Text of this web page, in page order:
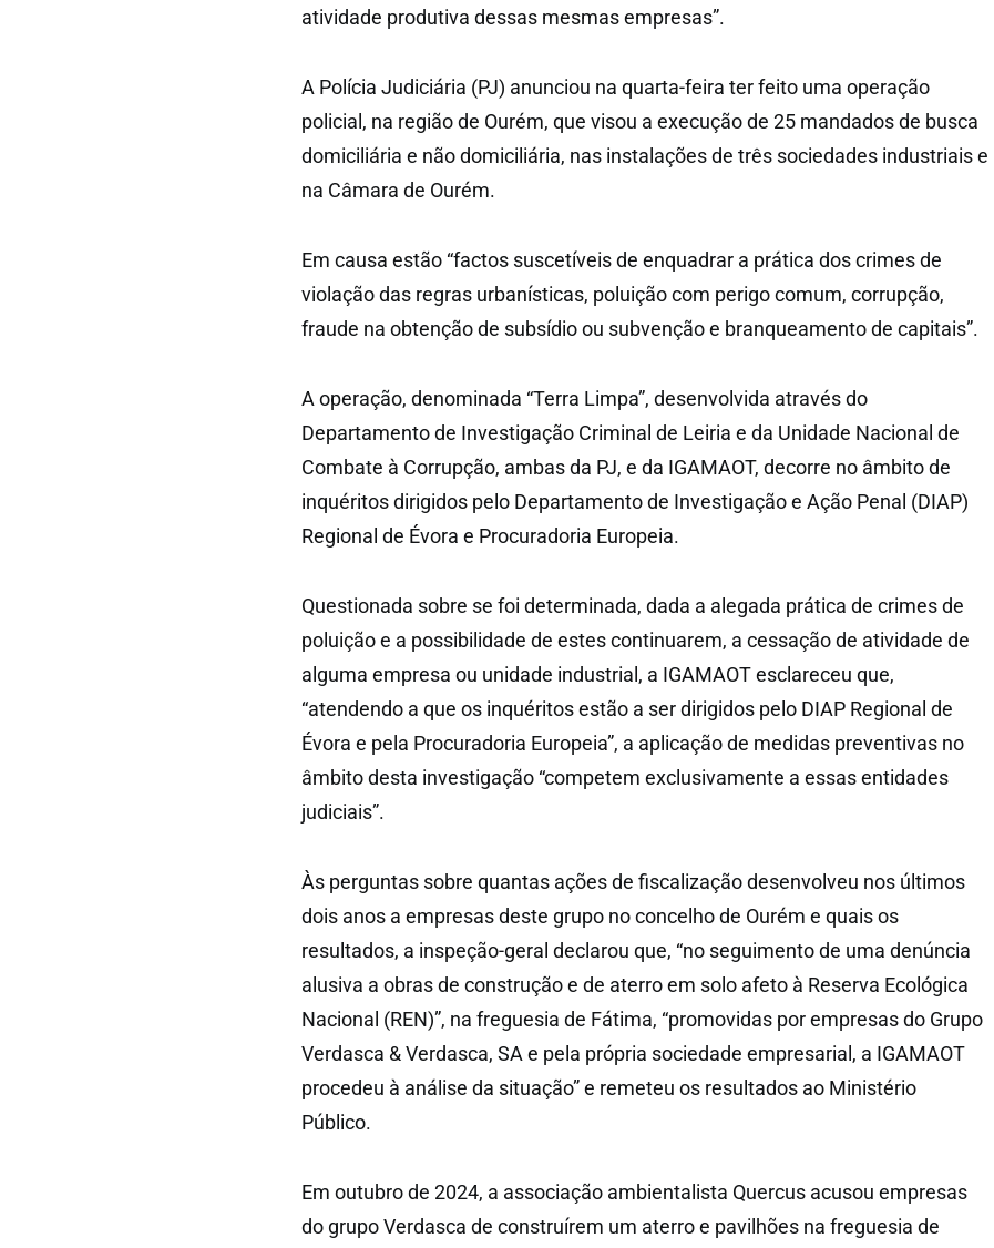
atividade produtiva dessas mesmas empresas”.
A Polícia Judiciária (PJ) anunciou na quarta-feira ter feito uma operação
policial, na região de Ourém, que visou a execução de 25 mandados de busca
domiciliária e não domiciliária, nas instalações de três sociedades industriais e
na Câmara de Ourém.
Em causa estão “factos suscetíveis de enquadrar a prática dos crimes de
violação das regras urbanísticas, poluição com perigo comum, corrupção,
fraude na obtenção de subsídio ou subvenção e branqueamento de capitais”.
A operação, denominada “Terra Limpa”, desenvolvida através do
Departamento de Investigação Criminal de Leiria e da Unidade Nacional de
Combate à Corrupção, ambas da PJ, e da IGAMAOT, decorre no âmbito de
inquéritos dirigidos pelo Departamento de Investigação e Ação Penal (DIAP)
Regional de Évora e Procuradoria Europeia.
Questionada sobre se foi determinada, dada a alegada prática de crimes de
poluição e a possibilidade de estes continuarem, a cessação de atividade de
alguma empresa ou unidade industrial, a IGAMAOT esclareceu que,
“atendendo a que os inquéritos estão a ser dirigidos pelo DIAP Regional de
Évora e pela Procuradoria Europeia”, a aplicação de medidas preventivas no
âmbito desta investigação “competem exclusivamente a essas entidades
judiciais”.
Às perguntas sobre quantas ações de fiscalização desenvolveu nos últimos
dois anos a empresas deste grupo no concelho de Ourém e quais os
resultados, a inspeção-geral declarou que, “no seguimento de uma denúncia
alusiva a obras de construção e de aterro em solo afeto à Reserva Ecológica
Nacional (REN)”, na freguesia de Fátima, “promovidas por empresas do Grupo
Verdasca & Verdasca, SA e pela própria sociedade empresarial, a IGAMAOT
procedeu à análise da situação” e remeteu os resultados ao Ministério
Público.
Em outubro de 2024, a associação ambientalista Quercus acusou empresas
do grupo Verdasca de construírem um aterro e pavilhões na freguesia de